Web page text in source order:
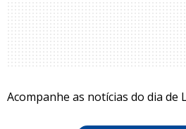
Acompanhe as notícias do dia de